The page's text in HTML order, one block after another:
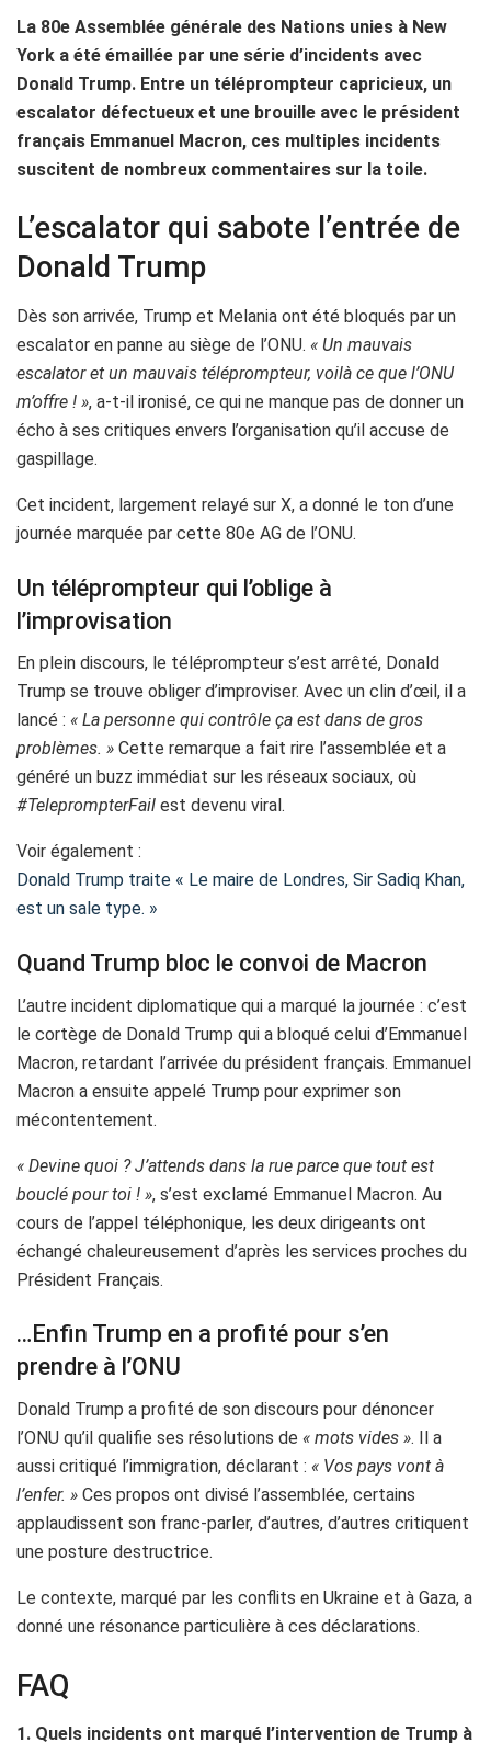
La 80e Assemblée générale des Nations unies à New
York a été émaillée par une série d’incidents avec
Donald Trump. Entre un téléprompteur capricieux, un
escalator défectueux et une brouille avec le président
français Emmanuel Macron, ces multiples incidents
suscitent de nombreux commentaires sur la toile.
L’escalator qui sabote l’entrée de
Donald Trump
Dès son arrivée, Trump et Melania ont été bloqués par un
escalator en panne au siège de l’ONU. « Un mauvais
escalator et un mauvais téléprompteur, voilà ce que l’ONU
m’offre ! », a-t-il ironisé, ce qui ne manque pas de donner un
écho à ses critiques envers l’organisation qu’il accuse de
gaspillage.
Cet incident, largement relayé sur X, a donné le ton d’une
journée marquée par cette 80e AG de l’ONU.
Un téléprompteur qui l’oblige à
l’improvisation
En plein discours, le téléprompteur s’est arrêté, Donald
Trump se trouve obliger d’improviser. Avec un clin d’œil, il a
lancé : « La personne qui contrôle ça est dans de gros
problèmes. » Cette remarque a fait rire l’assemblée et a
généré un buzz immédiat sur les réseaux sociaux, où
#TeleprompterFail est devenu viral.
Voir également :
Donald Trump traite « Le maire de Londres, Sir Sadiq Khan,
est un sale type. »
Quand Trump bloc le convoi de Macron
L’autre incident diplomatique qui a marqué la journée : c’est
le cortège de Donald Trump qui a bloqué celui d’Emmanuel
Macron, retardant l’arrivée du président français. Emmanuel
Macron a ensuite appelé Trump pour exprimer son
mécontentement.
« Devine quoi ? J’attends dans la rue parce que tout est
bouclé pour toi ! », s’est exclamé Emmanuel Macron. Au
cours de l’appel téléphonique, les deux dirigeants ont
échangé chaleureusement d’après les services proches du
Président Français.
…Enfin Trump en a profité pour s’en
prendre à l’ONU
Donald Trump a profité de son discours pour dénoncer
l’ONU qu’il qualifie ses résolutions de « mots vides ». Il a
aussi critiqué l’immigration, déclarant : « Vos pays vont à
l’enfer. » Ces propos ont divisé l’assemblée, certains
applaudissent son franc-parler, d’autres, d’autres critiquent
une posture destructrice.
Le contexte, marqué par les conflits en Ukraine et à Gaza, a
donné une résonance particulière à ces déclarations.
FAQ
1. Quels incidents ont marqué l’intervention de Trump à